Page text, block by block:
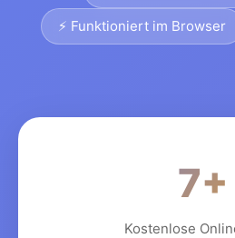
⚡ Funktioniert im Browser
7+
Kostenlose